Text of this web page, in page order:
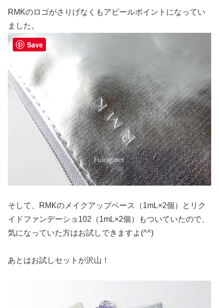
RMKのロゴがさりげなくもアピールポイントになってい
ました。
そして、RMKのメイクアップベース（1mL×2個）とリク
イドファンデーショ102（1mL×2個）もついていたので、
気になっていた方はお試しできますよ(^^)
あとはお試しセットが沢山！
Save